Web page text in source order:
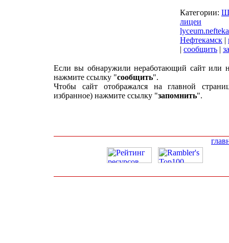
Категории:
лицеи
Нефтекамск |
| сообщить |
Если вы обнаружили неработающий сайт или
нажмите ссылку "сообщить".
Чтобы сайт отображался на главной
избранное) нажмите ссылку "запомнить".